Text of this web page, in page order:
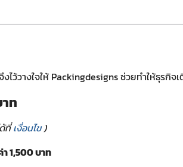
ว้วางใจให้ Packingdesigns ช่วยทำให้ธุรกิจ
ท
ที่เงื่อนไข)
1,500 บาท